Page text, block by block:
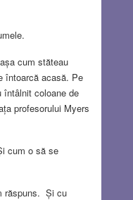
cum stăteau
întoarcă acasă. Pe
întâlnit coloane de
profesorului Myers
cum o să se
răspuns. Și cu